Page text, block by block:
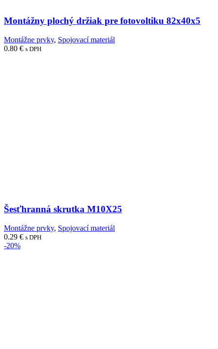
Montážny plochý držiak pre fotovoltiku 82x40x5
Montážne prvky, Spojovací materiál
0.80 € s DPH
Šesťhranná skrutka M10X25
Montážne prvky, Spojovací materiál
0.29 € s DPH
-20%